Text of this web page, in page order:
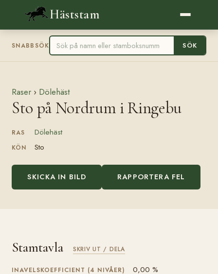
Häststam
SNABBSÖK SÖK
Raser › Dölehäst
Sto på Nordrum i Ringebu
RAS Dölehäst
KÖN Sto
SKICKA IN BILD RAPPORTERA FEL
Stamtavla SKRIV UT / DELA
INAVELSKOEFFICIENT (4 NIVÅER) 0,00 %